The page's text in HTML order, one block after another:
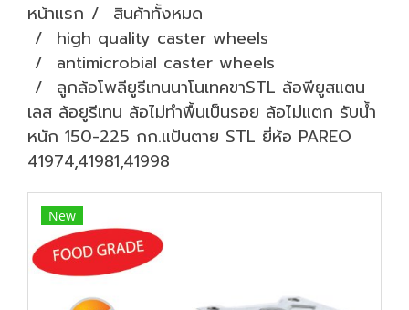
หน้าแรก
สินค้าทั้งหมด
high quality caster wheels
antimicrobial caster wheels
ลูกล้อโพลียูรีเทนนาโนเทคขาSTL ล้อพียูสแตน
เลส ล้อยูรีเทน ล้อไม่ทำพื้นเป็นรอย ล้อไม่แตก รับน้ำ
หนัก 150-225 กก.แป้นตาย STL ยี่ห้อ PAREO
41974,41981,41998
New